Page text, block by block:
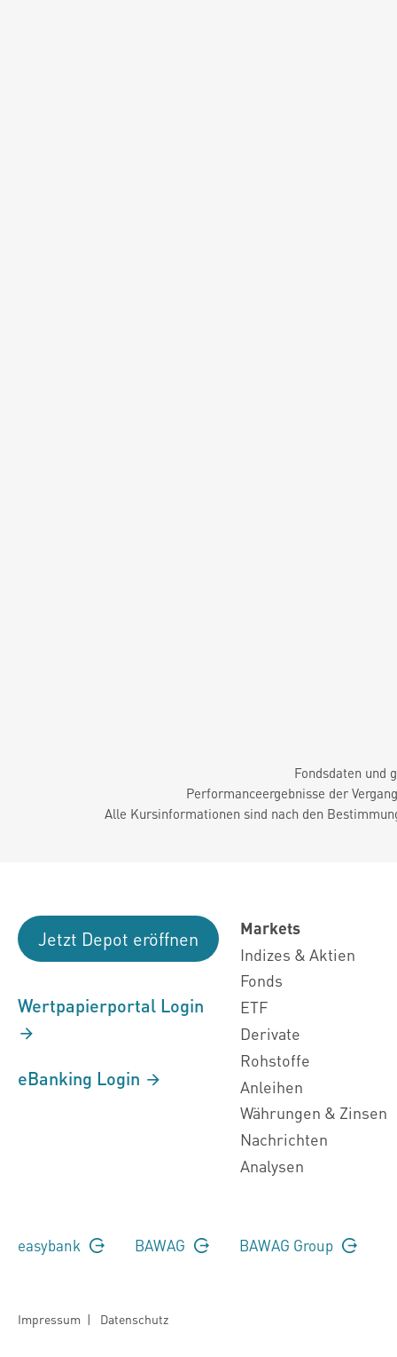
Fondsdaten und
Performanceergebnisse der
Alle Kursinformationen sind nach den
Jetzt Depot eröffnen
Wertpapierportal Login
eBanking Login
Markets
Indizes & Aktien
Fonds
ETF
Derivate
Rohstoffe
Anleihen
Währungen & Zinsen
Nachrichten
Analysen
easybank BAWAG BAWAG Group
Impressum | Datenschutz